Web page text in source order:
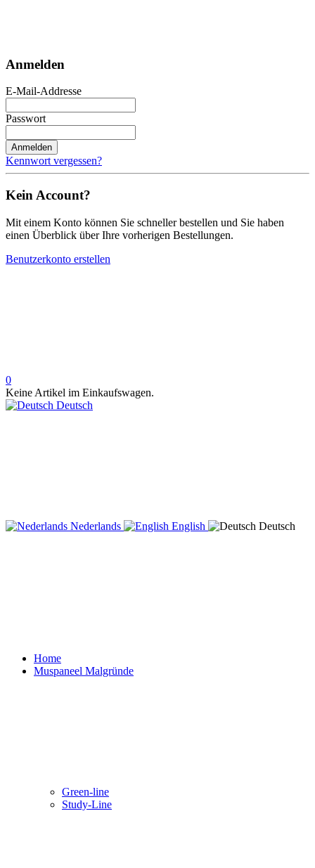
Anmelden
E-Mail-Addresse
Passwort
Anmelden
Kennwort vergessen?
Kein Account?
Mit einem Konto können Sie schneller bestellen und Sie haben
einen Überblick über Ihre vorherigen Bestellungen.
Benutzerkonto erstellen
0
Keine Artikel im Einkaufswagen.
Deutsch
Nederlands English Deutsch
Home
Muspaneel Malgründe
Green-line
Study-Line